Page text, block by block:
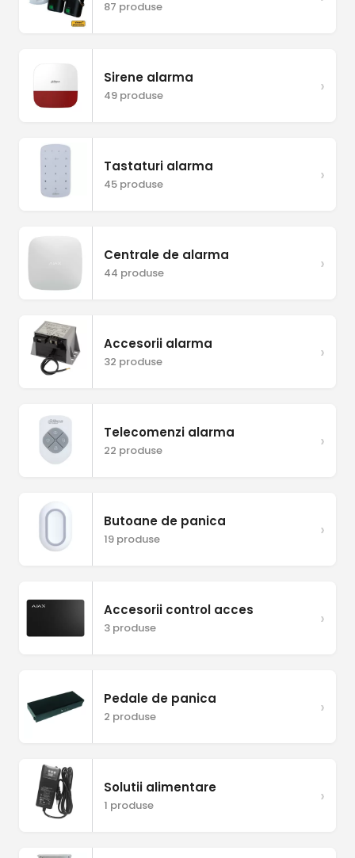
87 produse
Sirene alarma
49 produse ›
Tastaturi alarma
45 produse ›
Centrale de alarma
44 produse ›
Accesorii alarma
32 produse ›
Telecomenzi alarma
22 produse ›
Butoane de panica
19 produse ›
Accesorii control acces
3 produse ›
Pedale de panica
2 produse ›
Solutii alimentare
1 produse ›